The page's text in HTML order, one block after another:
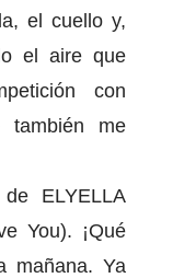
el cuello y,
el aire que
con
también me
ELYELLA
You). ¡Qué
mañana. Ya